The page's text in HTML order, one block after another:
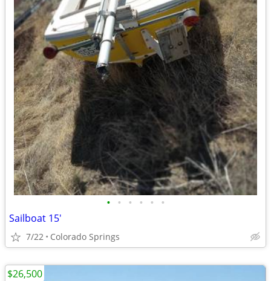
• • • • • •
Sailboat 15'
7/22 Colorado Springs
$26,500